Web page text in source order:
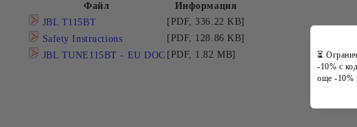
Файл
Информация
JBL T115BT
[PDF, 336.22 KB]
Safety Instructions
[PDF, 128.86 KB]
JBL TUNE115BT - EU DOC [PDF, 1.82 MB]
⏳
-10% с
още -10%